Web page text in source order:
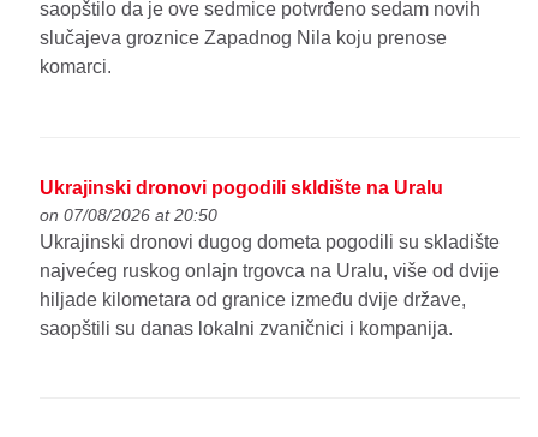
saopštilo da je ove sedmice potvrđeno sedam novih
slučajeva groznice Zapadnog Nila koju prenose
komarci.
Ukrajinski dronovi pogodili skldište na Uralu
on 07/08/2026 at 20:50
Ukrajinski dronovi dugog dometa pogodili su skladište
najvećeg ruskog onlajn trgovca na Uralu, više od dvije
hiljade kilometara od granice između dvije države,
saopštili su danas lokalni zvaničnici i kompanija.